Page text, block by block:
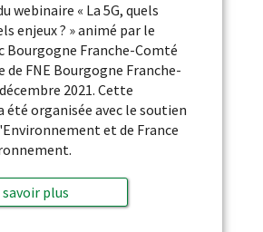
webinaire « La 5G, quels
enjeux ? » animé par le
Bourgogne Franche-Comté
FNE Bourgogne Franche-
2021. Cette
été organisée avec le soutien
et de France
savoir plus